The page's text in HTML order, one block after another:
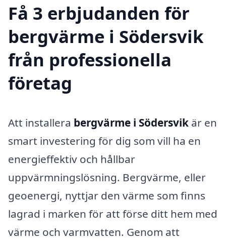
Få 3 erbjudanden för
bergvärme i Södersvik
från professionella
företag
Att installera bergvärme i Södersvik är en
smart investering för dig som vill ha en
energieffektiv och hållbar
uppvärmningslösning. Bergvärme, eller
geoenergi, nyttjar den värme som finns
lagrad i marken för att förse ditt hem med
värme och varmvatten. Genom att